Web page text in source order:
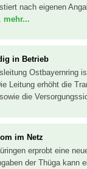
nach eigenen
mehr...
in Betrieb
Ostbayernring
Leitung erhöht die
die
im Netz
erprobt eine
der Thüga kann